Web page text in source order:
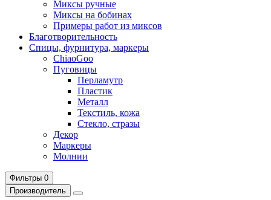
Миксы ручные
Миксы на бобинах
Примеры работ из миксов
Благотворительность
Спицы, фурнитура, маркеры
ChiaoGoo
Пуговицы
Перламутр
Пластик
Металл
Текстиль, кожа
Стекло, стразы
Декор
Маркеры
Молнии
Фильтры 0
Производитель